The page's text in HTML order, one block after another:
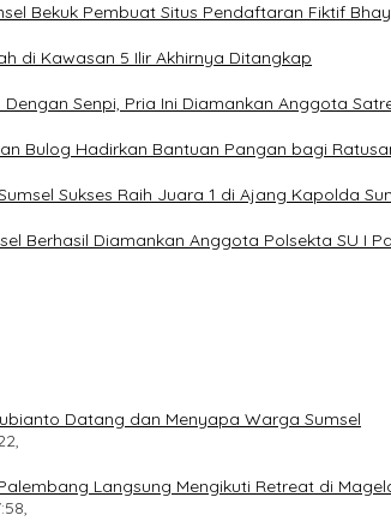
Bekuk Pembuat Situs Pendaftaran Fiktif
di Kawasan 5 Ilir Akhirnya Ditangkap
Senpi, Pria Ini Diamankan Anggota
Bulog Hadirkan Bantuan Pangan bagi
Sukses Raih Juara 1 di Ajang Kapolda
Berhasil Diamankan Anggota Polsekta SU I
Datang dan Menyapa Warga Sumsel
Langsung Mengikuti Retreat di